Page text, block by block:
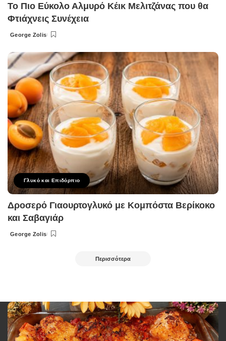
Το Πιο Εύκολο Αλμυρό Κέικ Μελιτζάνας που θα
Φτιάχνεις Συνέχεια
Posted
George Zolis
Γλυκό και Επιδόρπιο
Δροσερό Γιαουρτογλυκό με Κομπόστα Βερίκοκο
και Σαβαγιάρ
Posted
George Zolis
Περισσότερα